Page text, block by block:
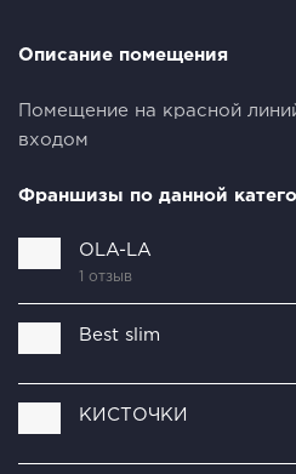
Описание помещения
Помещение на красной
входом
Франшизы по данной
OLA-LA
1 отзыв
Best slim
КИСТОЧКИ